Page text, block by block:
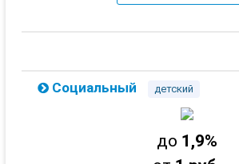
Социальный детский
до 1,9%